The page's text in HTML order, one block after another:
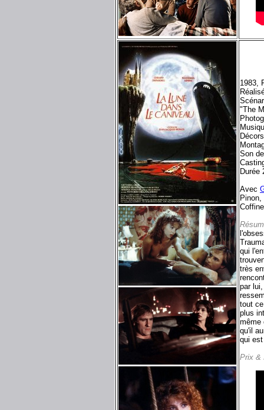
1983,
"The
Son
Durée
Avec
qui
très
par
tout
plus
même
qu'il
qui
Prix &